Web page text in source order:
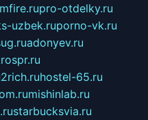
pro-otdelky.ru
uzbek.ruporno-vk.ru
adonyev.ru
2rich.ruhostel-65.ru
mishinlab.ru
starbucksvia.ru